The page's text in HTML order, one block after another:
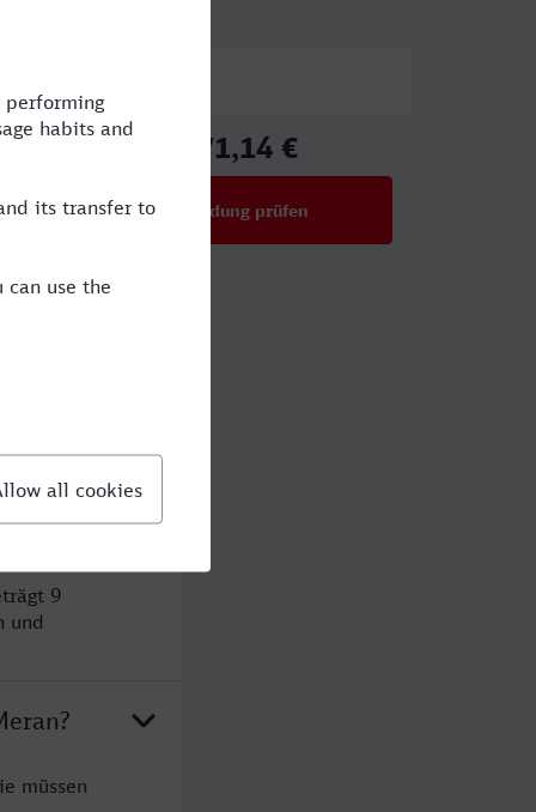
271,14 €
Verbindung prüfen
Meran?
9
und
müssen